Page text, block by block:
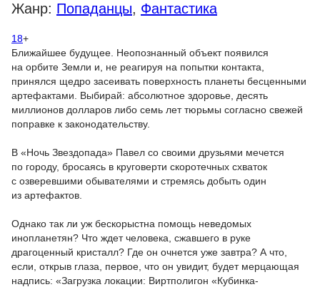
Жанр: Попаданцы, Фантастика
18+
Ближайшее будущее. Неопознанный объект появился
на орбите Земли и, не реагируя на попытки контакта,
принялся щедро засеивать поверхность планеты бесценными
артефактами. Выбирай: абсолютное здоровье, десять
миллионов долларов либо семь лет тюрьмы согласно свежей
поправке к законодательству.
В «Ночь Звездопада» Павел со своими друзьями мечется
по городу, бросаясь в круговерти скоротечных схваток
с озверевшими обывателями и стремясь добыть один
из артефактов.
Однако так ли уж бескорыстна помощь неведомых
инопланетян? Что ждет человека, сжавшего в руке
драгоценный кристалл? Где он очнется уже завтра? А что,
если, открыв глаза, первое, что он увидит, будет мерцающая
надпись: «Загрузка локации: Виртполигон «Кубинка-